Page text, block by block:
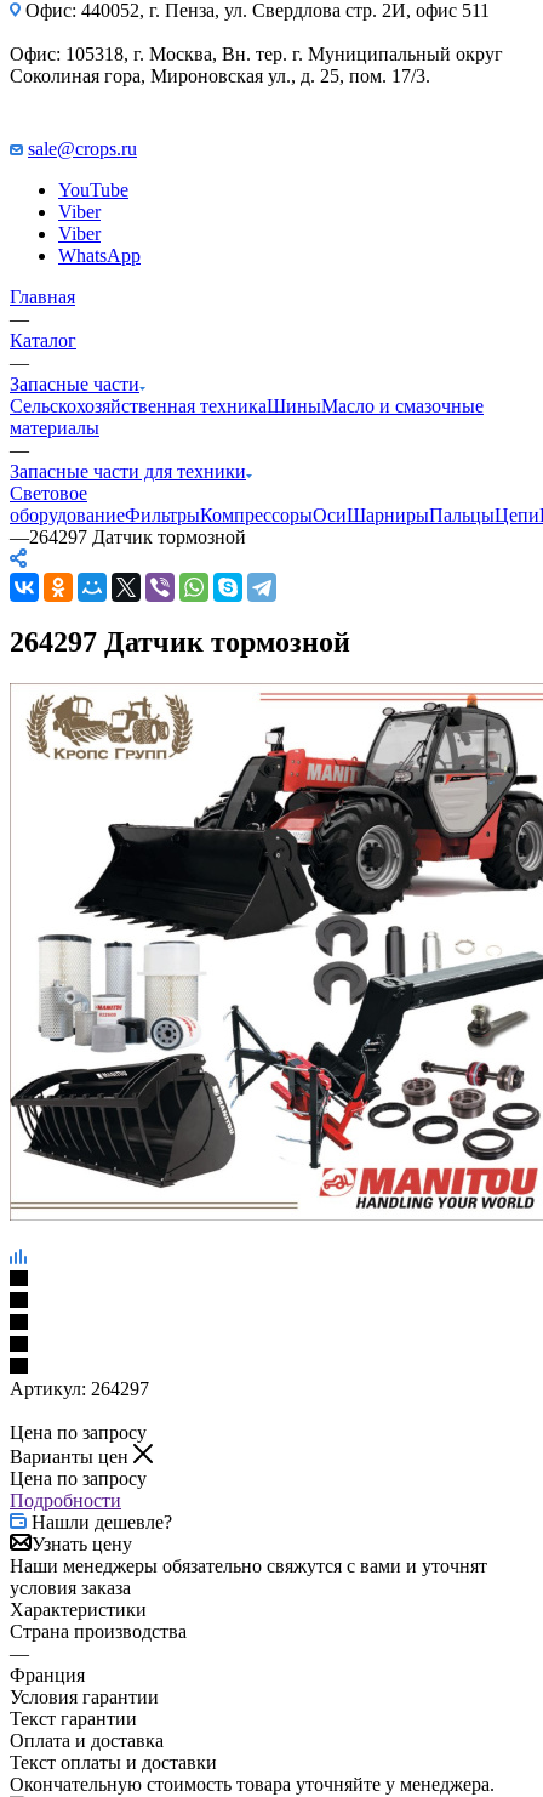
Офис: 440052, г. Пенза, ул. Свердлова стр. 2И, офис 511
Офис: 105318, г. Москва, Вн. тер. г. Муниципальный округ
Соколиная гора, Мироновская ул., д. 25, пом. 17/3.
sale@crops.ru
YouTube
Viber
Viber
WhatsApp
Главная
—
Каталог
—
Запасные части
Сельскохозяйственная техникаШиныМасло и смазочные
материалы
—
Запасные части для техники
Световое
оборудованиеФильтрыКомпрессорыОсиШарнирыПальцыЦепи
—264297 Датчик тормозной
264297 Датчик тормозной
Артикул: 264297
Цена по запросу
Варианты цен
Цена по запросу
Подробности
Нашли дешевле?
Узнать цену
Наши менеджеры обязательно свяжутся с вами и уточнят
условия заказа
Характеристики
Страна производства
—
Франция
Условия гарантии
Текст гарантии
Оплата и доставка
Текст оплаты и доставки
Окончательную стоимость товара уточняйте у менеджера.